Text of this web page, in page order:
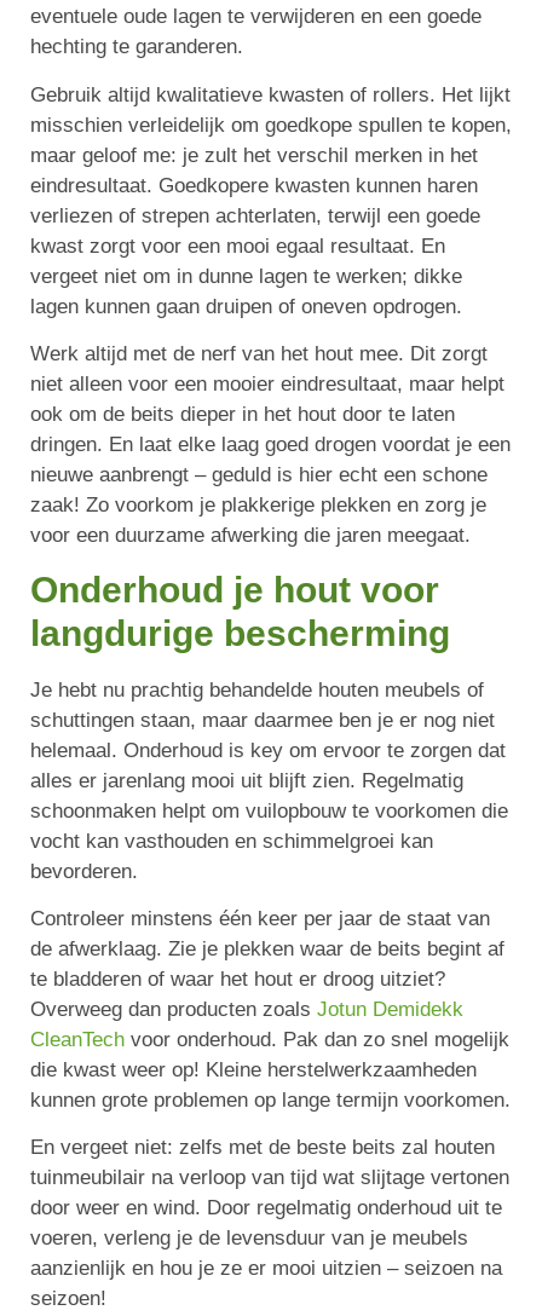
eventuele oude lagen te verwijderen en een goede
hechting te garanderen.
Gebruik altijd kwalitatieve kwasten of rollers. Het lijkt
misschien verleidelijk om goedkope spullen te kopen,
maar geloof me: je zult het verschil merken in het
eindresultaat. Goedkopere kwasten kunnen haren
verliezen of strepen achterlaten, terwijl een goede
kwast zorgt voor een mooi egaal resultaat. En
vergeet niet om in dunne lagen te werken; dikke
lagen kunnen gaan druipen of oneven opdrogen.
Werk altijd met de nerf van het hout mee. Dit zorgt
niet alleen voor een mooier eindresultaat, maar helpt
ook om de beits dieper in het hout door te laten
dringen. En laat elke laag goed drogen voordat je een
nieuwe aanbrengt – geduld is hier echt een schone
zaak! Zo voorkom je plakkerige plekken en zorg je
voor een duurzame afwerking die jaren meegaat.
Onderhoud je hout voor
langdurige bescherming
Je hebt nu prachtig behandelde houten meubels of
schuttingen staan, maar daarmee ben je er nog niet
helemaal. Onderhoud is key om ervoor te zorgen dat
alles er jarenlang mooi uit blijft zien. Regelmatig
schoonmaken helpt om vuilopbouw te voorkomen die
vocht kan vasthouden en schimmelgroei kan
bevorderen.
Controleer minstens één keer per jaar de staat van
de afwerklaag. Zie je plekken waar de beits begint af
te bladderen of waar het hout er droog uitziet?
Overweeg dan producten zoals Jotun Demidekk
CleanTech voor onderhoud. Pak dan zo snel mogelijk
die kwast weer op! Kleine herstelwerkzaamheden
kunnen grote problemen op lange termijn voorkomen.
En vergeet niet: zelfs met de beste beits zal houten
tuinmeubilair na verloop van tijd wat slijtage vertonen
door weer en wind. Door regelmatig onderhoud uit te
voeren, verleng je de levensduur van je meubels
aanzienlijk en hou je ze er mooi uitzien – seizoen na
seizoen!